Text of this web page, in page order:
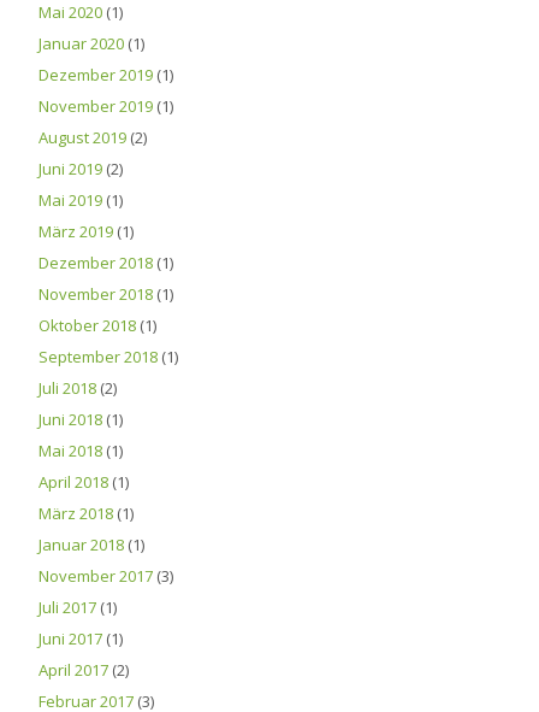
Mai 2020 (1)
Januar 2020 (1)
Dezember 2019 (1)
November 2019 (1)
August 2019 (2)
Juni 2019 (2)
Mai 2019 (1)
März 2019 (1)
Dezember 2018 (1)
November 2018 (1)
Oktober 2018 (1)
September 2018 (1)
Juli 2018 (2)
Juni 2018 (1)
Mai 2018 (1)
April 2018 (1)
März 2018 (1)
Januar 2018 (1)
November 2017 (3)
Juli 2017 (1)
Juni 2017 (1)
April 2017 (2)
Februar 2017 (3)